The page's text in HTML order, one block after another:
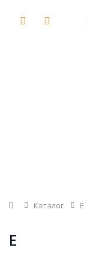
Головна
Каталог
E
E